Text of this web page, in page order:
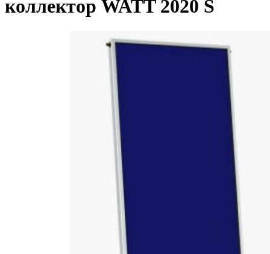
коллектор WATT 2020 S